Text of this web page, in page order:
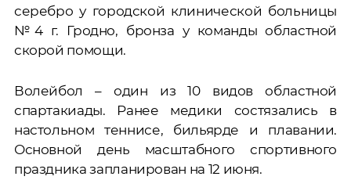
серебро у городской клинической больницы
№4 г. Гродно, бронза у команды областной
скорой помощи.
Волейбол – один из 10 видов областной
спартакиады. Ранее медики состязались в
настольном теннисе, бильярде и плавании.
Основной день масштабного спортивного
праздника запланирован на 12 июня.